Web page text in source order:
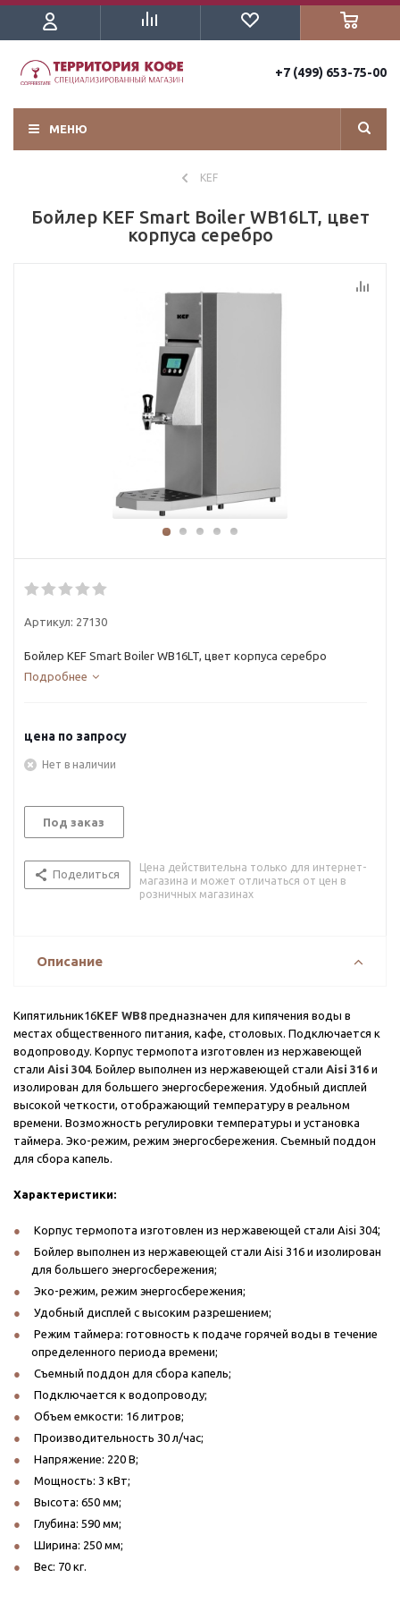
+7 (499) 653-75-00
МЕНЮ
KEF
Бойлер KEF Smart Boiler WB16LT, цвет
корпуса серебро
Артикул: 27130
Бойлер KEF Smart Boiler WB16LT, цвет корпуса серебро
Подробнее
цена по запросу
Нет в наличии
Под заказ
Поделиться
Цена действительна только для интернет-
магазина и может отличаться от цен в
розничных магазинах
Описание
Кипятильник16KEF WB8 предназначен для кипячения воды в
местах общественного питания, кафе, столовых. Подключается к
водопроводу. Корпус термопота изготовлен из нержавеющей
стали Aisi 304. Бойлер выполнен из нержавеющей стали Aisi 316 и
изолирован для большего энергосбережения. Удобный дисплей
высокой четкости, отображающий температуру в реальном
времени. Возможность регулировки температуры и установка
таймера. Эко-режим, режим энергосбережения. Съемный поддон
для сбора капель.
Характеристики:
Корпус термопота изготовлен из нержавеющей стали Aisi 304;
Бойлер выполнен из нержавеющей стали Aisi 316 и изолирован
для большего энергосбережения;
Эко-режим, режим энергосбережения;
Удобный дисплей с высоким разрешением;
Режим таймера: готовность к подаче горячей воды в течение
определенного периода времени;
Съемный поддон для сбора капель;
Подключается к водопроводу;
Объем емкости: 16 литров;
Производительность 30 л/час;
Напряжение: 220 В;
Мощность: 3 кВт;
Высота: 650 мм;
Глубина: 590 мм;
Ширина: 250 мм;
Вес: 70 кг.